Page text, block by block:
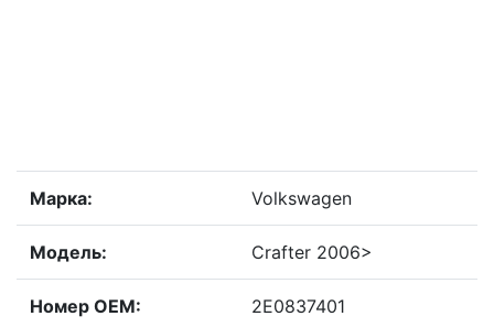
Марка: Volkswagen
Модель: Crafter 2006>
Номер OEM: 2E0837401